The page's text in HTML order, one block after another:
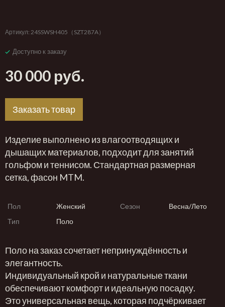
Артикул: 24SSWSH405（SZT287A）
Доступно к заказу
30 000 руб.
Заказать товар
Изделие выполнено из влагоотводящих и
дышащих материалов, подходит для занятий
гольфом и теннисом. Стандартная размерная
сетка, фасон MTM.
Пол Женский Сезон
Весна/Лето
Тип
Поло
Поло на заказ сочетает непринуждённость и
элегантность.
Индивидуальный крой и натуральные ткани
обеспечивают комфорт и идеальную посадку.
Это универсальная вещь, которая подчёркивает